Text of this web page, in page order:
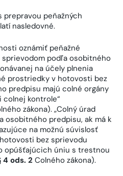
prepravou peňažných
nasledovné.
oznámiť peňažné
podľa osobitného
na účely plnenia
prostriedky v hotovosti bez
predpisu majú colné orgány
colnej kontrole“
zákona). „Colný úrad
osobitného predpisu, ak má k
na možnú súvislosť
bez sprievodu
opúšťajúcich úniu s trestnou
4 ods. 2 Colného zákona).